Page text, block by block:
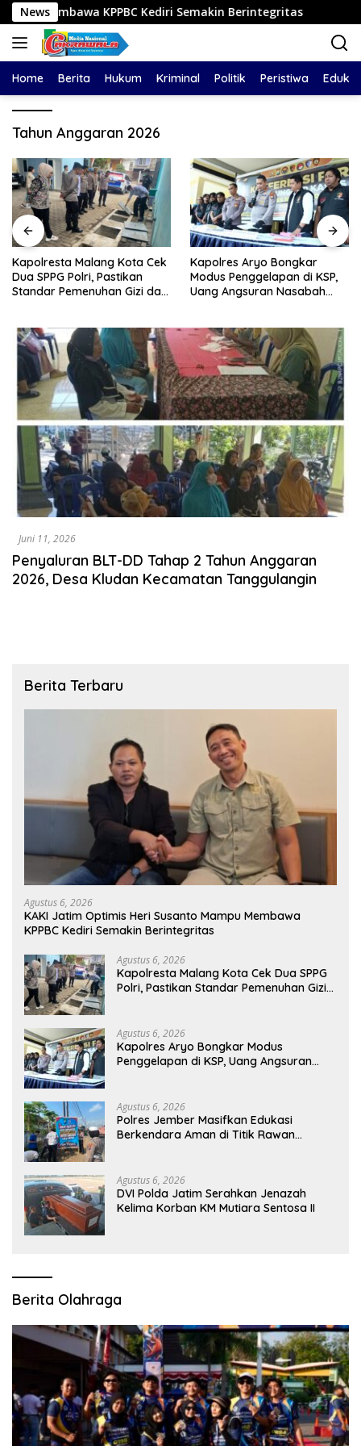
Langsung
ke
konten
NewsKPPBC Kediri Semakin Berintegritas
Home Berita Hukum Kriminal Politik Peristiwa
Tahun Anggaran 2026
Kapolresta Malang Kota Cek
Dua SPPG Polri, Pastikan
Standar Pemenuhan Gizi dan
Kapolres Aryo Bongkar
Modus Penggelapan di KSP,
Uang Angsuran Nasabah
Juni 11, 2026
Penyaluran BLT-DD Tahap 2 Tahun Anggaran
2026, Desa Kludan Kecamatan Tanggulangin
Berita Terbaru
Agustus 6, 2026
KAKI Jatim Optimis Heri Susanto Mampu Membawa
KPPBC Kediri Semakin Berintegritas
Agustus 6, 2026
Kapolresta Malang Kota Cek Dua SPPG
Polri, Pastikan Standar Pemenuhan Gizi
Agustus 6, 2026
Kapolres Aryo Bongkar Modus
Penggelapan di KSP, Uang Angsuran
Agustus 6, 2026
Polres Jember Masifkan Edukasi
Berkendara Aman di Titik Rawan
Agustus 6, 2026
DVI Polda Jatim Serahkan Jenazah
Kelima Korban KM Mutiara Sentosa II
Berita Olahraga